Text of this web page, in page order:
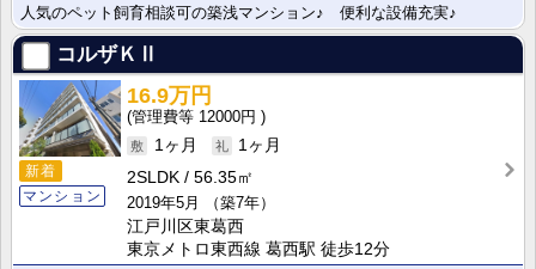
人気のペット飼育相談可の築浅マンション♪ 便利な設備充実♪
コルザＫⅡ
新着
マンション
16.9万円
12000円
1ヶ月
1ヶ月
2SLDK
56.35㎡
2019年5月
（築7年）
江戸川区東葛西
東京メトロ東西線 葛西駅 徒歩12分